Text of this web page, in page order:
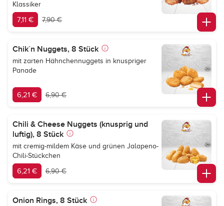
Klassiker
7,11 € 7,90 €
Chik´n Nuggets, 8 Stück
mit zarten Hähnchennuggets in knuspriger
Panade
6,21 € 6,90 €
Chili & Cheese Nuggets (knusprig und
luftig), 8 Stück
mit cremig-mildem Käse und grünen Jalapeno-
Chili-Stückchen
6,21 € 6,90 €
Onion Rings, 8 Stück